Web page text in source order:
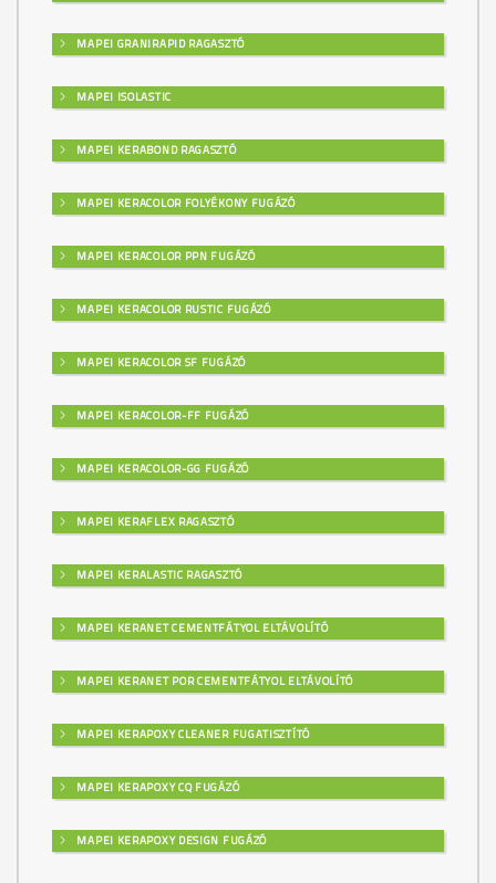
MAPEI GRANIRAPID RAGASZTÓ
MAPEI ISOLASTIC
MAPEI KERABOND RAGASZTÓ
MAPEI KERACOLOR FOLYÉKONY FUGÁZÓ
MAPEI KERACOLOR PPN FUGÁZÓ
MAPEI KERACOLOR RUSTIC FUGÁZÓ
MAPEI KERACOLOR SF FUGÁZÓ
MAPEI KERACOLOR-FF FUGÁZÓ
MAPEI KERACOLOR-GG FUGÁZÓ
MAPEI KERAFLEX RAGASZTÓ
MAPEI KERALASTIC RAGASZTÓ
MAPEI KERANET CEMENTFÁTYOL ELTÁVOLÍTÓ
MAPEI KERANET POR CEMENTFÁTYOL ELTÁVOLÍTÓ
MAPEI KERAPOXY CLEANER FUGATISZTÍTÓ
MAPEI KERAPOXY CQ FUGÁZÓ
MAPEI KERAPOXY DESIGN FUGÁZÓ